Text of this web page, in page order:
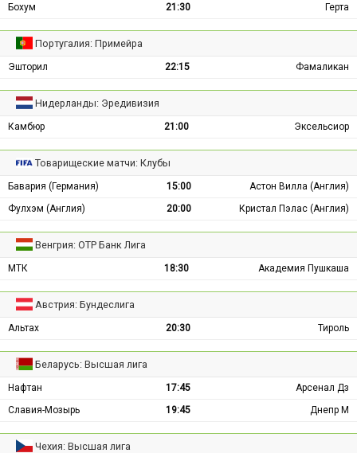
Бохум 21:30 Герта
Португалия: Примейра
Эшторил 22:15 Фамаликан
Нидерланды: Эредивизия
Камбюр 21:00 Эксельсиор
Товарищеские матчи: Клубы
Бавария (Германия) 15:00
Астон Вилла (Англия)
Фулхэм (Англия)
20:00 Кристал Пэлас (Англия)
Венгрия: ОТР Банк Лига
МТК 18:30 Академия Пушкаша
Австрия: Бундеслига
Альтах 20:30 Тироль
Беларусь: Высшая лига
Нафтан 17:45
Арсенал Дз
Славия-Мозырь
19:45 Днепр М
Чехия: Высшая лига